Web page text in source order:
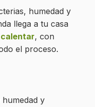
humedad y
llega a tu casa
, con
el proceso.
humedad y